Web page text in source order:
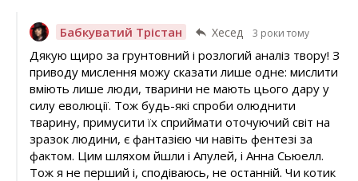
Бабкуватий Трістан Хесед 3 роки тому
Дякую щиро за грунтовний і розлогий аналіз твору! З
приводу мислення можу сказати лише одне: мислити
вміють лише люди, тварини не мають цього дару у
силу еволюції. Тож будь-які спроби олюднити
тварину, примусити їх сприймати оточуючий світ на
зразок людини, є фантазією чи навіть фентезі за
фактом. Цим шляхом йшли і Апулей, і Анна Сьюелл.
Тож я не перший і, сподіваюсь, не останній. Чи котик